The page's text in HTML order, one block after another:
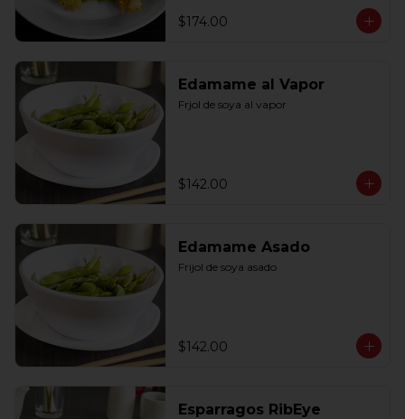
$174.00
Edamame al Vapor
Frjol de soya al vapor
$142.00
Edamame Asado
Frijol de soya asado
$142.00
Esparragos RibEye